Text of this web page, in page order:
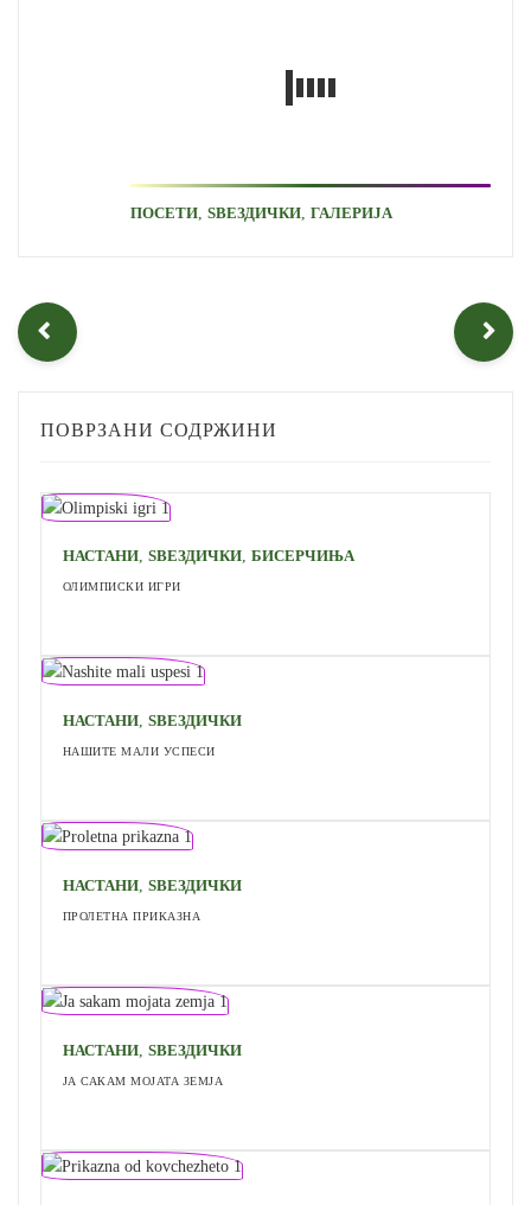
ПОСЕТИ,ЅВЕЗДИЧКИ,ГАЛЕРИЈА
ПОВРЗАНИ СОДРЖИНИ
НАСТАНИ, ЅВЕЗДИЧКИ, БИСЕРЧИЊА
ОЛИМПИСКИ ИГРИ
НАСТАНИ, ЅВЕЗДИЧКИ
НАШИТЕ МАЛИ УСПЕСИ
НАСТАНИ, ЅВЕЗДИЧКИ
ПРОЛЕТНА ПРИКАЗНА
НАСТАНИ, ЅВЕЗДИЧКИ
ЈА САКАМ МОЈАТА ЗЕМЈА